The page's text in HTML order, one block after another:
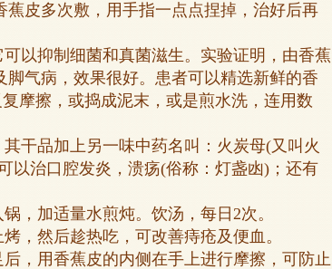
皮多次敷，用手指一点点捏掉，治好后再
以抑制细菌和真菌滋生。实验证明，由香蕉
气病，效果很好。患者可以精选新鲜的香
摩擦，或捣成泥末，或是煎水洗，连用数
干品加上另一味中药名叫：火炭母(又叫火
以治口腔发炎，溃疡(俗称：灯盏凼)；还有
，加适量水煎炖。饮汤，每日2次。
，然后趁热吃，可改善痔疮及便血。
，用香蕉皮的内侧在手上进行摩擦，可防止